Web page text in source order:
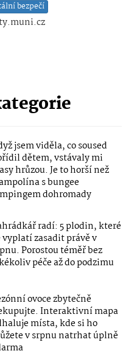
bezpečí
jsem viděla, co soused
dětem, vstávaly mi
hrůzou. Je to horší než
s bungee
dohromady
radí: 5 plodin, které
vyplatí zasadit právě v
Porostou téměř bez
péče až do podzimu
ovoce zbytečně
Interaktivní mapa
místa, kde si ho
v srpnu natrhat úplně